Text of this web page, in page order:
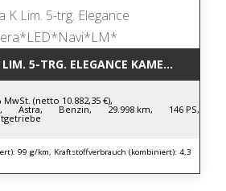
LIM. 5-TRG. ELEGANCE
MwSt. (netto 10.882,35 €),
Astra, Benzin, 29.998 km, 146 PS,
99 g/km, Kraftstoffverbrauch (kombiniert): 4,3